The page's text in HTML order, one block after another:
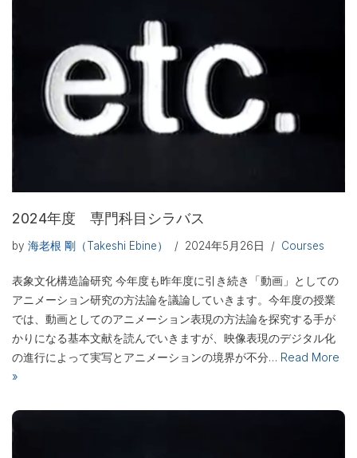
2024年度 専門科目シラバス
by 海老根 剛（Takeshi Ebine） 2024年5月26日 Courses
表象文化構造論研究 今年度も昨年度に引き続き「動画」としての
アニメーション研究の方法論を議論していきます。今年度の授業
では、動画としてのアニメーション表現の方法論を探究する手が
かりになる基本文献を読んでいきますが、映像表現のデジタル化
の進行によって実写とアニメーションの境界が不分… Read More
»